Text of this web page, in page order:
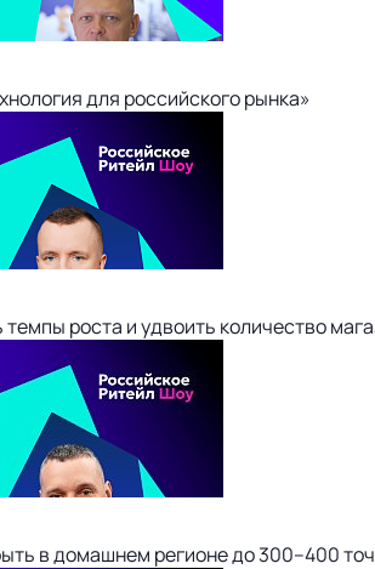
для российского рынка»
роста и удвоить количество
в домашнем регионе до 300–400